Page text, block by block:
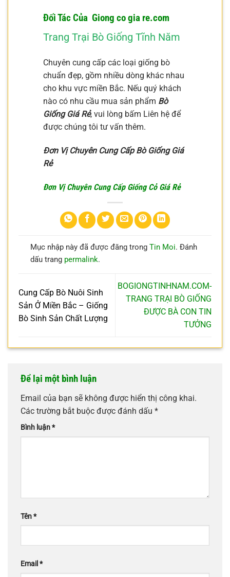
Đối Tác Của Giong co gia re.com
Trang Trại Bò Giống Tĩnh Năm
Chuyên cung cấp các loại giống bò
chuẩn đẹp, gồm nhiều dòng khác nhau
cho khu vực miền Bắc. Nếu quý khách
nào có nhu cầu mua sản phẩm Bò
Giống Giá Rẻ, vui lòng bấm Liên hệ để
được chúng tôi tư vấn thêm.
Đơn Vị Chuyên Cung Cấp Bò Giống Giá
Rẻ
Đơn Vị Chuyên Cung Cấp Giống Cỏ Giá Rẻ
Mục nhập này đã được đăng trong Tin Moi. Đánh
dấu trang permalink.
Cung Cấp Bò Nuôi Sinh
Sản Ở Miền Bắc – Giống
Bò Sinh Sản Chất Lượng
BOGIONGTINHNAM.COM-
TRANG TRẠI BÒ GIỐNG
ĐƯỢC BÀ CON TIN
TƯỞNG
Để lại một bình luận
Email của bạn sẽ không được hiển thị công khai.
Các trường bắt buộc được đánh dấu *
Bình luận*
Tên*
Email*